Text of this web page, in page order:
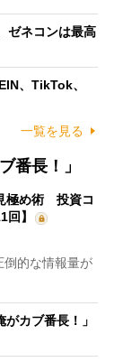
ゼネコンは最高
、TikTok、
一覧を見る
番長！」
極め術 投資コ
】
的な情報量が
カブ番長！」